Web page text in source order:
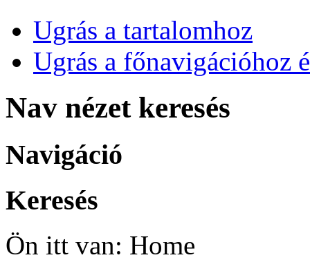
Ugrás a tartalomhoz
Ugrás a főnavigációhoz
Nav nézet keresés
Navigáció
Keresés
Ön itt van: Home